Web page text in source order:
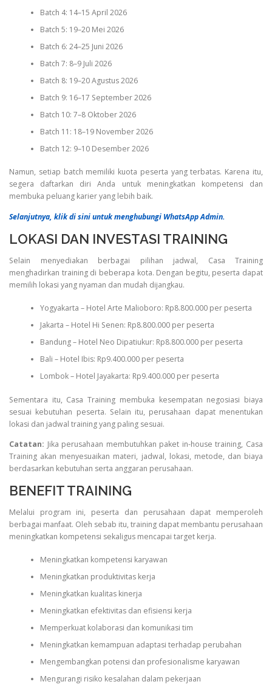
Batch 4: 14–15 April 2026
Batch 5: 19–20 Mei 2026
Batch 6: 24–25 Juni 2026
Batch 7: 8–9 Juli 2026
Batch 8: 19–20 Agustus 2026
Batch 9: 16–17 September 2026
Batch 10: 7–8 Oktober 2026
Batch 11: 18–19 November 2026
Batch 12: 9–10 Desember 2026
Namun, setiap batch memiliki kuota peserta yang terbatas. Karena itu,
segera daftarkan diri Anda untuk meningkatkan kompetensi dan
membuka peluang karier yang lebih baik.
Selanjutnya, klik di sini untuk menghubungi WhatsApp Admin.
LOKASI DAN INVESTASI TRAINING
Selain menyediakan berbagai pilihan jadwal, Casa Training
menghadirkan training di beberapa kota. Dengan begitu, peserta dapat
memilih lokasi yang nyaman dan mudah dijangkau.
Yogyakarta – Hotel Arte Malioboro: Rp8.800.000 per peserta
Jakarta – Hotel Hi Senen: Rp8.800.000 per peserta
Bandung – Hotel Neo Dipatiukur: Rp8.800.000 per peserta
Bali – Hotel Ibis: Rp9.400.000 per peserta
Lombok – Hotel Jayakarta: Rp9.400.000 per peserta
Sementara itu, Casa Training membuka kesempatan negosiasi biaya
sesuai kebutuhan peserta. Selain itu, perusahaan dapat menentukan
lokasi dan jadwal training yang paling sesuai.
Catatan: Jika perusahaan membutuhkan paket in-house training, Casa
Training akan menyesuaikan materi, jadwal, lokasi, metode, dan biaya
berdasarkan kebutuhan serta anggaran perusahaan.
BENEFIT TRAINING
Melalui program ini, peserta dan perusahaan dapat memperoleh
berbagai manfaat. Oleh sebab itu, training dapat membantu perusahaan
meningkatkan kompetensi sekaligus mencapai target kerja.
Meningkatkan kompetensi karyawan
Meningkatkan produktivitas kerja
Meningkatkan kualitas kinerja
Meningkatkan efektivitas dan efisiensi kerja
Memperkuat kolaborasi dan komunikasi tim
Meningkatkan kemampuan adaptasi terhadap perubahan
Mengembangkan potensi dan profesionalisme karyawan
Mengurangi risiko kesalahan dalam pekerjaan